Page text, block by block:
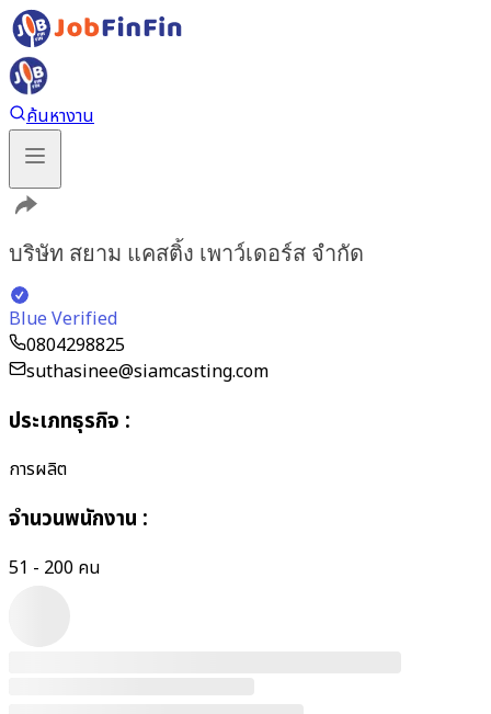
ค้นหางาน
บริษัท สยาม แคสติ้ง เพาว์เดอร์ส จำกัด
Blue Verified
0804298825
suthasinee@siamcasting.com
ประเภทธุรกิจ :
การผลิต
จำนวนพนักงาน :
51 - 200 คน